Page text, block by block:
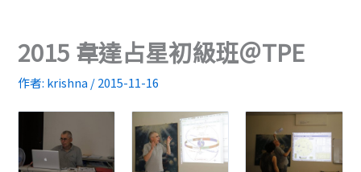
2015 韋達占星初級班＠TPE
作者: krishna /2015-11-16